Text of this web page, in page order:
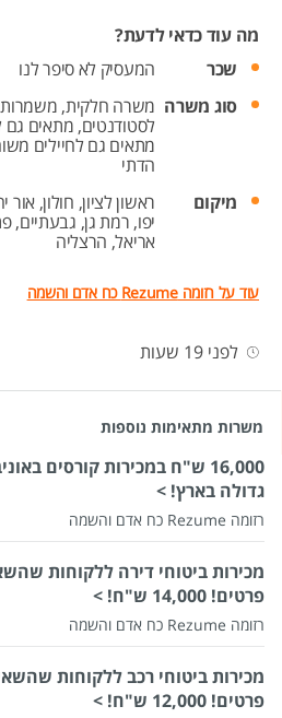
מה עוד כדאי לדעת?
שכר
המעסיק לא סיפר לנו
סוג משרה משרה חלקית,
לסטודנטים, מתאים גם
מתאים גם לחיילים
הדתי
מיקום
ראשון לציון, חולון,אור
יפו, רמת גן, גבעתיים,
אריאל, הרצליה
עוד על רזומה Rezume כח אדם והשמה
לפני 19 שעות
משרות מתאימות נוספות
16,000 ש"ח במכירות קורסים
גדולה בארץ! >
רזומה Rezume כח אדם והשמה
מכירות ביטוחי דירה ללקוחות
פרטים! 14,000 ש"ח! >
רזומה Rezume כח אדם והשמה
מכירות ביטוחי רכב ללקוחות
פרטים! 12,000 ש"ח! >